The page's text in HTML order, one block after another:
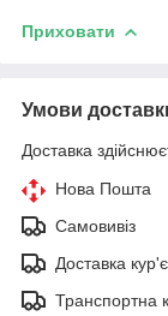
Приховати
Умови
Доставка
Нова Пошта
Самовивіз
Доставка
Транспортна